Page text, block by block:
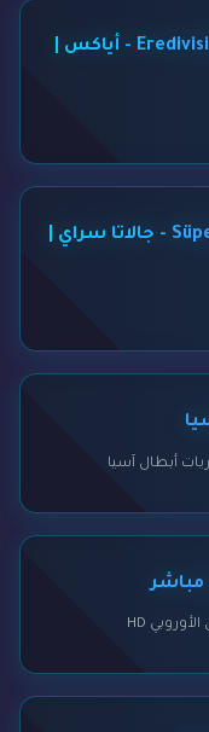
الدوري الهولندي بث مباشر | Eredivisie - أياكس |
الدوري التركي بث مباشر | Süper Lig - جالاتا سراي |
مباشر